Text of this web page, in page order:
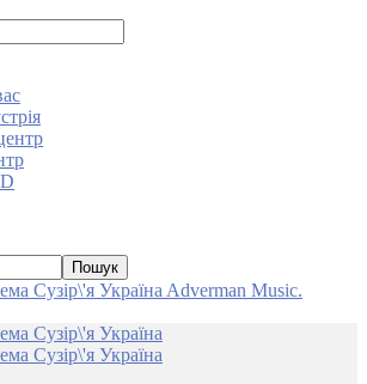
Adverman Music.